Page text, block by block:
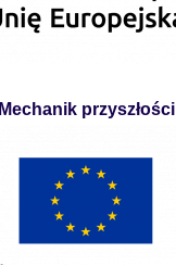
Mechanik przyszłości